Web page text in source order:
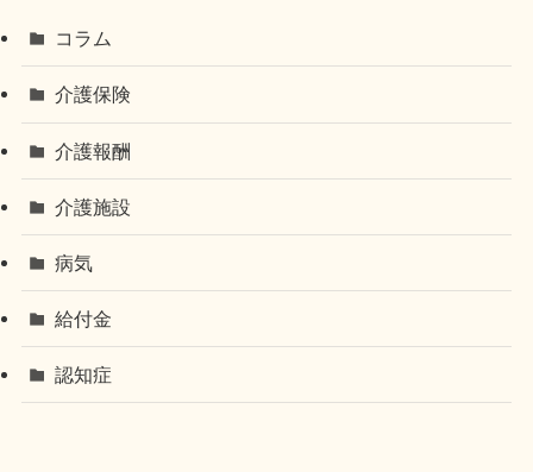
コラム
介護保険
介護報酬
介護施設
病気
給付金
認知症